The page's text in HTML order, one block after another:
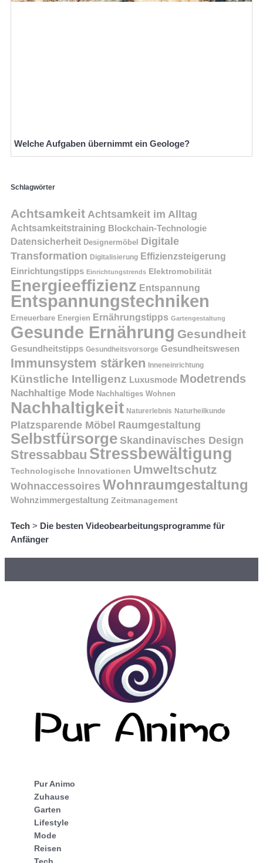
Welche Aufgaben übernimmt ein Geologe?
Schlagwörter
Achtsamkeit Achtsamkeit im Alltag
Achtsamkeitstraining Blockchain-Technologie
Datensicherheit Designermöbel
Digitale
Transformation Digitalisierung Effizienzsteigerung
Einrichtungstipps Einrichtungstrends Elektromobilität
Energieeffizienz Entspannung
Entspannungstechniken
Erneuerbare Energien Ernährungstipps Gartengestaltung
Gesunde Ernährung Gesundheit
Gesundheitstipps Gesundheitsvorsorge Gesundheitswesen
Immunsystem stärken Inneneinrichtung
Künstliche Intelligenz Luxusmode Modetrends
Nachhaltige Mode Nachhaltiges Wohnen
Nachhaltigkeit Naturerlebnis Naturheilkunde
Platzsparende Möbel Raumgestaltung
Selbstfürsorge Skandinavisches Design
Stressabbau Stressbewältigung
Technologische Innovationen Umweltschutz
Wohnaccessoires Wohnraumgestaltung
Wohnzimmergestaltung Zeitmanagement
Tech > Die besten Videobearbeitungsprogramme für
Anfänger
Pur Animo
Zuhause
Garten
Lifestyle
Mode
Reisen